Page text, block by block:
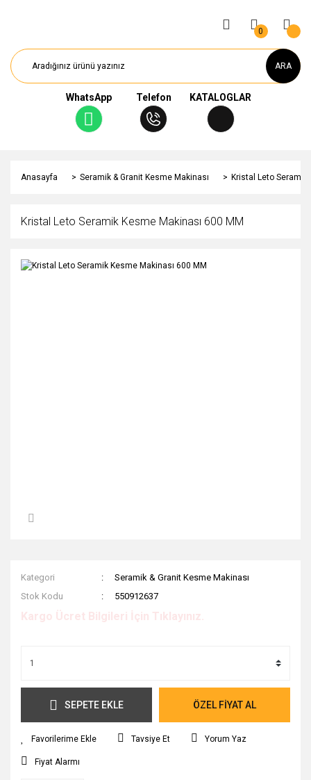
ARA
WhatsApp Telefon KATALOGLAR
0
Anasayfa Seramik & Granit Kesme Makinası Kristal Leto Seramik
Kristal Leto Seramik Kesme Makinası 600 MM
Kategori
Seramik & Granit Kesme Makinası
Stok Kodu
550912637
Kargo Ücret Bilgileri İçin Tıklayınız.
SEPETE EKLE ÖZEL FİYAT AL
Tavsiye Et Yorum Yaz
Fiyat Alarmı